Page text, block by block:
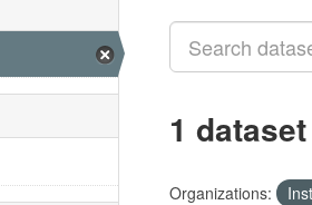
1
Organizations: